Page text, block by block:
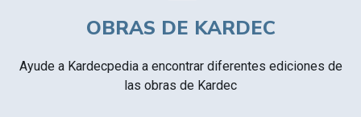
OBRAS DE KARDEC
Ayude a Kardecpedia a encontrar diferentes ediciones de
las obras de Kardec